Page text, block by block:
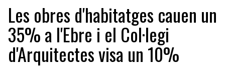
Les obres d'habitatges cauen un
35% a l'Ebre i el Col·legi
d'Arquitectes visa un 10%